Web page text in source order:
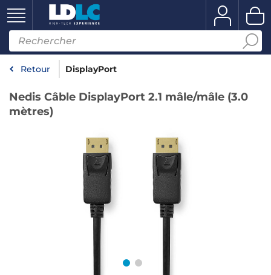
Retour DisplayPort
Nedis Câble DisplayPort 2.1 mâle/mâle (3.0
mètres)